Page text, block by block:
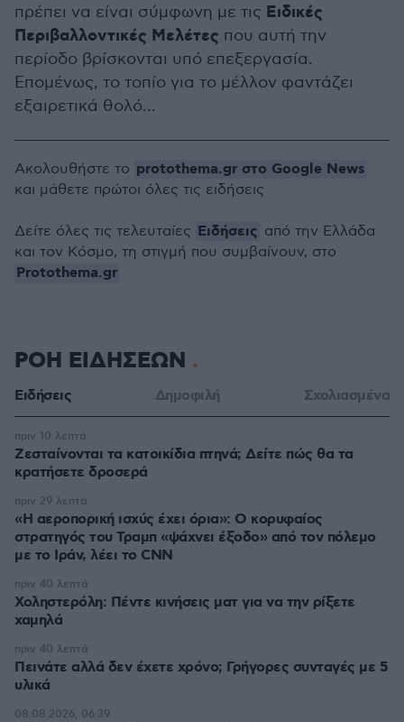
πρέπει να είναι σύμφωνη με τις Ειδικές
Περιβαλλοντικές Μελέτες που αυτή την
περίοδο βρίσκονται υπό επεξεργασία.
Επομένως, το τοπίο για το μέλλον φαντάζει
εξαιρετικά θολό...
Ακολουθήστε το protothema.gr στο Google News
και μάθετε πρώτοι όλες τις ειδήσεις
Δείτε όλες τις τελευταίες Ειδήσεις από την Ελλάδα
και τον Κόσμο, τη στιγμή που συμβαίνουν, στο
Protothema.gr
ΡΟΗ ΕΙΔΗΣΕΩΝ
Ειδήσεις Δημοφιλή Σχολιασμένα
Ζεσταίνονται τα κατοικίδια πτηνά; Δείτε πώς θα τα
κρατήσετε δροσερά
πριν 10 λεπτά
«Η αεροπορική ισχύς έχει όρια»: Ο κορυφαίος
στρατηγός του Τραμπ «ψάχνει έξοδο» από τον πόλεμο
με το Ιράν, λέει το CNN
πριν 29 λεπτά
Χοληστερόλη: Πέντε κινήσεις ματ για να την ρίξετε
χαμηλά
πριν 40 λεπτά
Πεινάτε αλλά δεν έχετε χρόνο; Γρήγορες συνταγές με 5
υλικά
πριν 40 λεπτά
08.08.2026, 06:39